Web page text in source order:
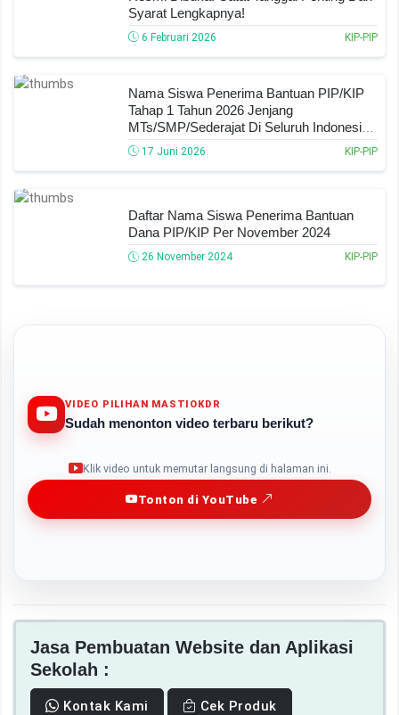
Syarat Lengkapnya!
6 Februari 2026 KIP-PIP
Nama Siswa Penerima Bantuan PIP/KIP
Tahap 1 Tahun 2026 Jenjang
MTs/SMP/Sederajat Di Seluruh Indonesia,
Cek Nama Anda Dan Ini Nominal
Dananya!
17 Juni 2026 KIP-PIP
Daftar Nama Siswa Penerima Bantuan
Dana PIP/KIP Per November 2024
26 November 2024 KIP-PIP
VIDEO PILIHAN MASTIOKDR
Sudah menonton video terbaru berikut?
Klik video untuk memutar langsung di halaman ini.
Tonton di YouTube
Jasa Pembuatan Website dan Aplikasi
Sekolah :
Kontak Kami Cek Produk